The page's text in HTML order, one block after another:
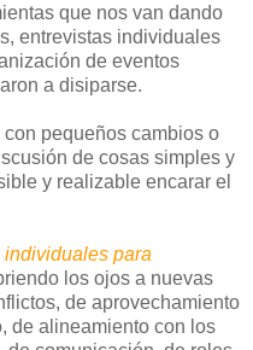
que nos van dando
entrevistas individuales
de eventos
a disiparse.
pequeños cambios o
de cosas simples y
y realizable encarar el
individuales para
los ojos a nuevas
de aprovechamiento
de alineamiento con los